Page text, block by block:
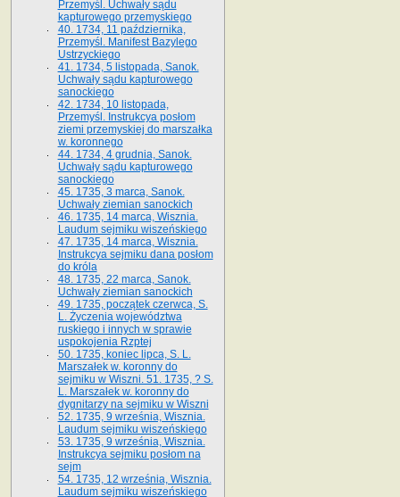
Przemyśl. Uchwały sądu
kapturowego przemyskiego
40. 1734, 11 października,
Przemyśl. Manifest Bazylego
Ustrzyckiego
41. 1734, 5 listopada, Sanok.
Uchwały sądu kapturowego
sanockiego
42. 1734, 10 listopada,
Przemyśl. Instrukcya posłom
ziemi przemyskiej do marszałka
w. koronnego
44. 1734, 4 grudnia, Sanok.
Uchwały sądu kapturowego
sanockiego
45. 1735, 3 marca, Sanok.
Uchwały ziemian sanockich
46. 1735, 14 marca, Wisznia.
Laudum sejmiku wiszeńskiego
47. 1735, 14 marca, Wisznia.
Instrukcya sejmiku dana posłom
do króla
48. 1735, 22 marca, Sanok.
Uchwały ziemian sanockich
49. 1735, początek czerwca, S.
L. Życzenia województwa
ruskiego i innych w sprawie
uspokojenia Rzptej
50. 1735, koniec lipca, S. L.
Marszałek w. koronny do
sejmiku w Wiszni. 51. 1735, ? S.
L. Marszałek w. koronny do
dygnitarzy na sejmiku w Wiszni
52. 1735, 9 września, Wisznia.
Laudum sejmiku wiszeńskiego
53. 1735, 9 września, Wisznia.
Instrukcya sejmiku posłom na
sejm
54. 1735, 12 września, Wisznia.
Laudum sejmiku wiszeńskiego